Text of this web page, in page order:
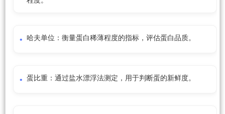
哈夫单位：衡量蛋白稀薄程度的指标，评估蛋白品质。
蛋比重：通过盐水漂浮法测定，用于判断蛋的新鲜度。